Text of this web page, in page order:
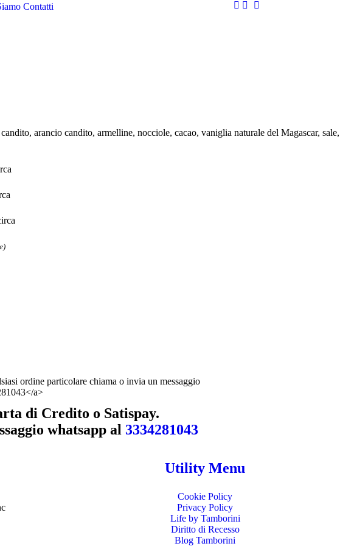
Contatti
arancio candito, armelline, nocciole, cacao, vaniglia naturale del Magascar, sale,
di Credito o Satispay.
whatsapp al 3334281043
Utility Menu
Cookie Policy
Privacy Policy
Life by Tamborini
Diritto di Recesso
Blog Tamborini